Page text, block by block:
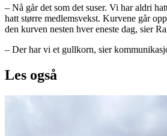
– Nå går det som det suser. Vi har aldri
hatt større medlemsvekst. Kurvene går
den kurven nesten hver eneste dag, sier
– Der har vi et gullkorn, sier
Les også